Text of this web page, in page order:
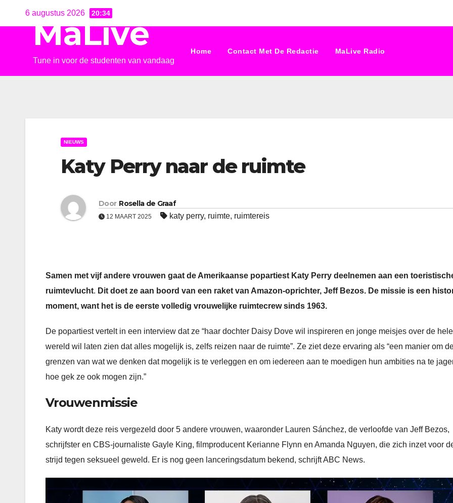
6 augustus 2026 20:34
MaLive
Tune in voor de studenten van vandaag
Home Contact Met De Redactie MaLive Radio
NIEUWS
Katy Perry naar de ruimte
Door Rosella de Graaf
12 MAART 2025 katy perry, ruimte, ruimtereis
Samen met vijf andere vrouwen gaat de Amerikaanse popartiest Katy Perry deelnemen aan een
ruimtevlucht. Dit doet ze aan boord van een raket van Amazon-oprichter, Jeff Bezos. De missie is een
moment, want het is de eerste volledig vrouwelijke ruimtecrew sinds 1963.
De popartiest vertelt in een interview dat ze “haar dochter Daisy Dove wil inspireren en jonge meisjes over de hele
wereld wil laten zien dat alles mogelijk is, zelfs reizen naar de ruimte”. Ze ziet deze ervaring als “een manier om
grenzen van wat we denken dat mogelijk is te verleggen en om iedereen aan te moedigen hun ambities na te
hoe gek ze ook mogen zijn.”
Vrouwenmissie
Katy wordt deze reis vergezeld door 5 andere vrouwen, waaronder Lauren Sánchez, de verloofde van Jeff Bezos,
schrijfster en CBS-journaliste Gayle King, filmproducent Kerianne Flynn en Amanda Nguyen, die zich inzet voor
strijd tegen seksueel geweld. Er is nog geen lanceringsdatum bekend, schrijft ABC News.